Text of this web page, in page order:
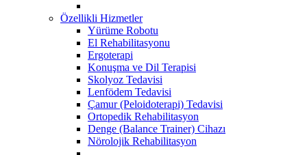
Özellikli Hizmetler
Yürüme Robotu
El Rehabilitasyonu
Ergoterapi
Konuşma ve Dil Terapisi
Skolyoz Tedavisi
Lenfödem Tedavisi
Çamur (Peloidoterapi) Tedavisi
Ortopedik Rehabilitasyon
Denge (Balance Trainer) Cihazı
Nörolojik Rehabilitasyon